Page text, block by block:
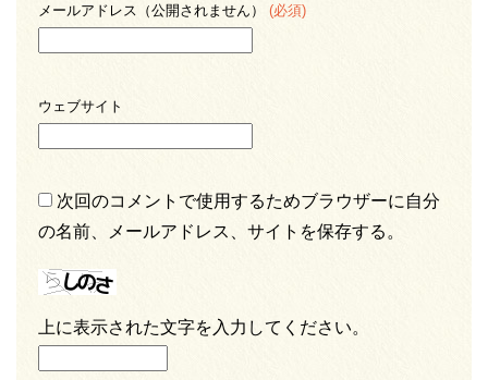
メールアドレス（公開されません） (必須)
ウェブサイト
次回のコメントで使用するためブラウザーに自分
の名前、メールアドレス、サイトを保存する。
上に表示された文字を入力してください。